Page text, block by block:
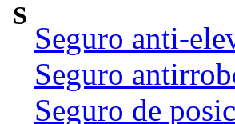
S
Seguro anti-
Seguro
Seguro de